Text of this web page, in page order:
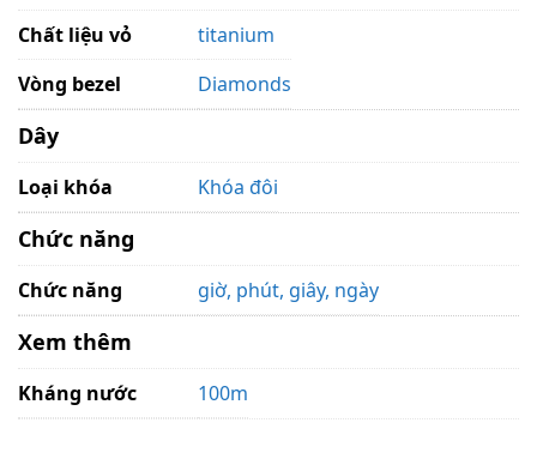
Chất liệu vỏ
titanium
Vòng bezel
Diamonds
Dây
Loại khóa Khóa đôi
Chức năng
Chức năng giờ, phút, giây, ngày
Xem thêm
Kháng nước 100m